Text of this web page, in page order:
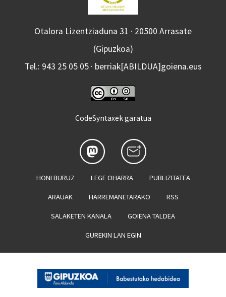
Otalora Lizentziaduna 31 · 20500 Arrasate
(Gipuzkoa)
Tel.: 943 25 05 05 · berriak[ABILDUA]goiena.eus
CodeSyntaxek garatua
HONI BURUZ LEGE OHARRA PUBLIZITATEA
ARAUAK HARREMANETARAKO RSS
SALAKETEN KANALA GOIENA TALDEA
GUREKIN LAN EGIN